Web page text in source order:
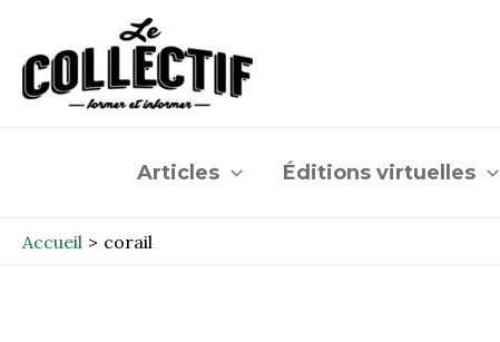
contenu
Articles Éditions virtuelles
Accueil corail